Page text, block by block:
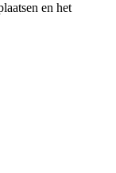
en het